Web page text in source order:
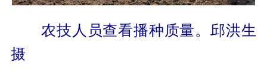
农技人员查看播种质量。邱洪生
摄